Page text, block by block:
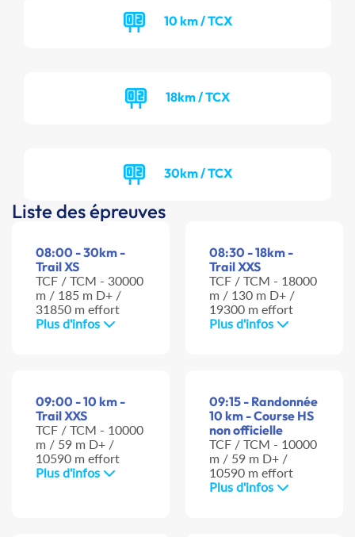
10 km / TCX
18km / TCX
30km / TCX
Liste des épreuves
08:00 - 30km -
Trail XS
TCF / TCM - 30000
m / 185 m D+ /
31850 m effort
Plus d'infos
08:30 - 18km -
Trail XXS
TCF / TCM - 18000
m / 130 m D+ /
19300 m effort
Plus d'infos
09:00 - 10 km -
Trail XXS
TCF / TCM - 10000
m / 59 m D+ /
10590 m effort
Plus d'infos
09:15 - Randonnée
10 km - Course HS
non officielle
TCF / TCM - 10000
m / 59 m D+ /
10590 m effort
Plus d'infos